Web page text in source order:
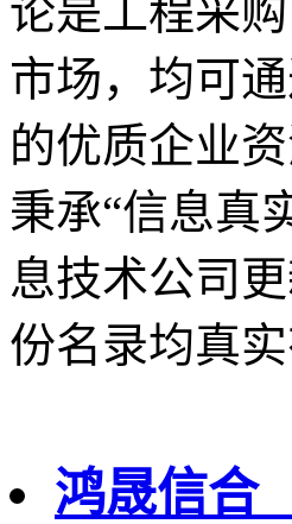
论是工程采
市场，均可
的优质企业资
秉承“信息真
息技术公司
份名录均真实
鸿晟信合